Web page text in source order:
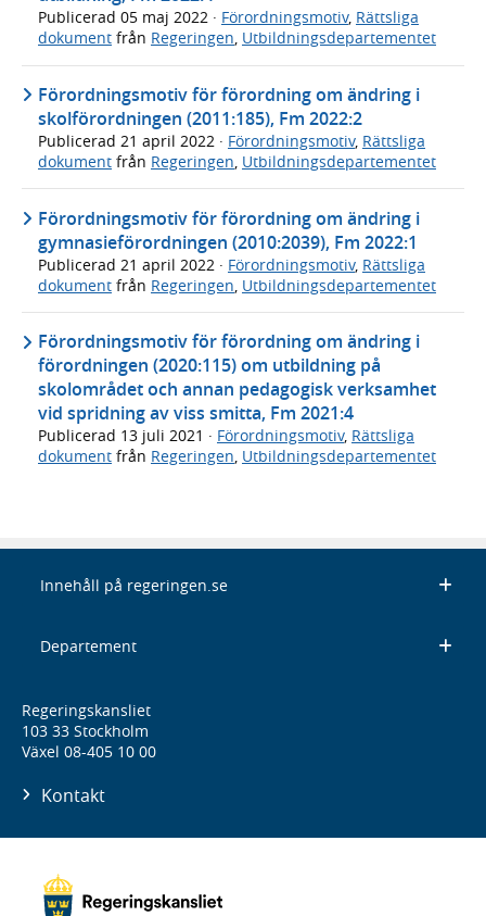
Publicerad 05 maj 2022 · Förordningsmotiv, Rättsliga
dokument från Regeringen, Utbildningsdepartementet
Förordningsmotiv för förordning om ändring i
skolförordningen (2011:185), Fm 2022:2
Publicerad 21 april 2022 · Förordningsmotiv, Rättsliga
dokument från Regeringen, Utbildningsdepartementet
Förordningsmotiv för förordning om ändring i
gymnasieförordningen (2010:2039), Fm 2022:1
Publicerad 21 april 2022 · Förordningsmotiv, Rättsliga
dokument från Regeringen Utbildningsdepartementet
Förordningsmotiv för förordning om ändring i
förordningen (2020:115) om utbildning på
skolområdet och annan pedagogisk verksamhet
vid spridning av viss smitta, Fm 2021:4
Publicerad 13 juli 2021 · Förordningsmotiv, Rättsliga
dokument från Regeringen, Utbildningsdepartementet
Innehåll på regeringen.se
Departement
Regeringskansliet
103 33 Stockholm
Växel 08-405 10 00
Kontakt